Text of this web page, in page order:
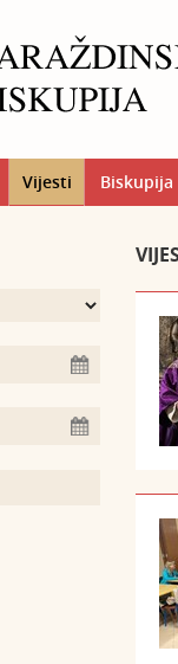
Vijesti Biskupija